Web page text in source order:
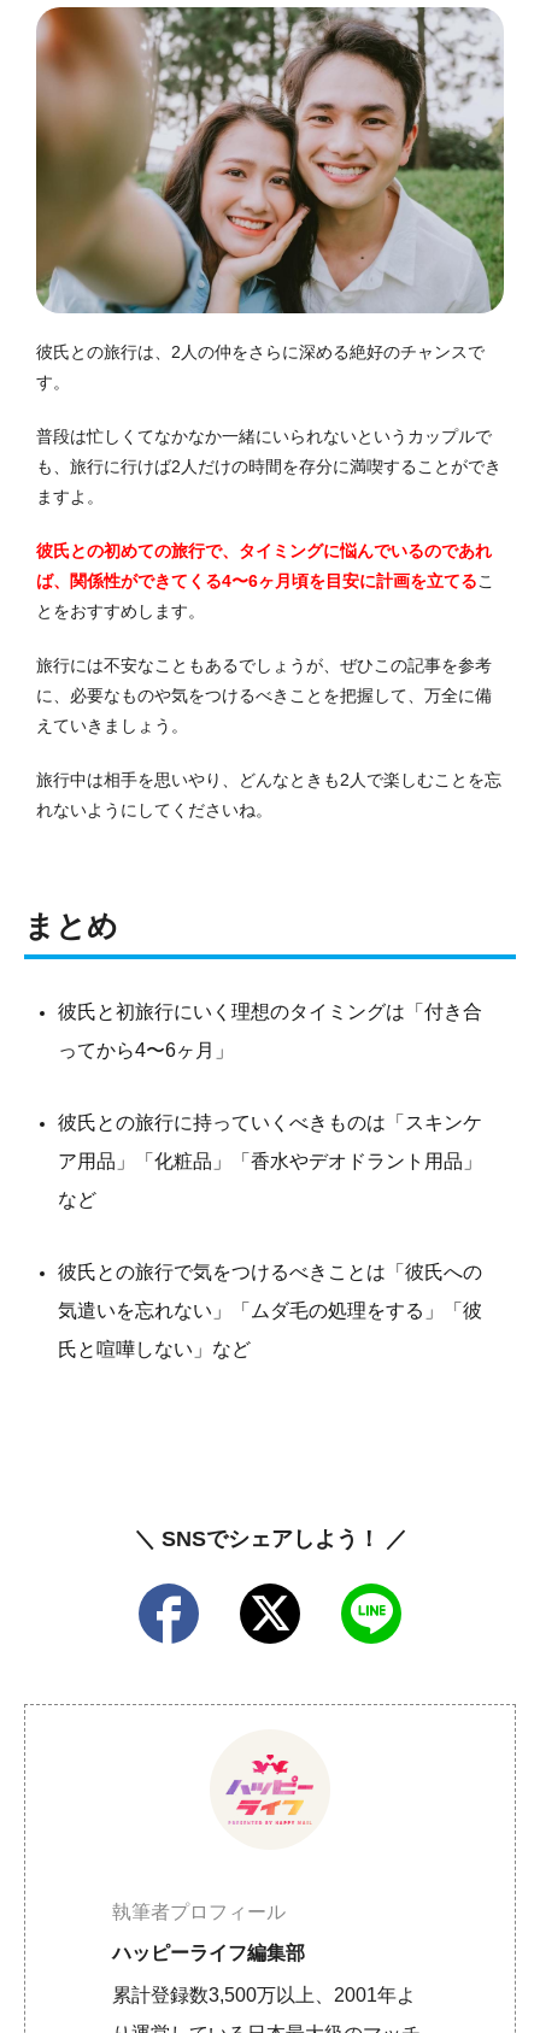
彼氏との旅行は、2人の仲をさらに深める絶好のチャンスで
す。
普段は忙しくてなかなか一緒にいられないというカップルで
も、旅行に行けば2人だけの時間を存分に満喫することができ
ますよ。
彼氏との初めての旅行で、タイミングに悩んでいるのであれ
ば、関係性ができてくる4〜6ヶ月頃を目安に計画を立てるこ
とをおすすめします。
旅行には不安なこともあるでしょうが、ぜひこの記事を参考
に、必要なものや気をつけるべきことを把握して、万全に備
えていきましょう。
旅行中は相手を思いやり、どんなときも2人で楽しむことを忘
れないようにしてくださいね。
まとめ
彼氏と初旅行にいく理想のタイミングは「付き合
ってから4〜6ヶ月」
彼氏との旅行に持っていくべきものは「スキンケ
ア用品」「化粧品」「香水やデオドラント用品」
など
彼氏との旅行で気をつけるべきことは「彼氏への
気遣いを忘れない」「ムダ毛の処理をする」「彼
氏と喧嘩しない」など
＼ SNSでシェアしよう！ ／
執筆者プロフィール
ハッピーライフ編集部
累計登録数3,500万以上、2001年よ